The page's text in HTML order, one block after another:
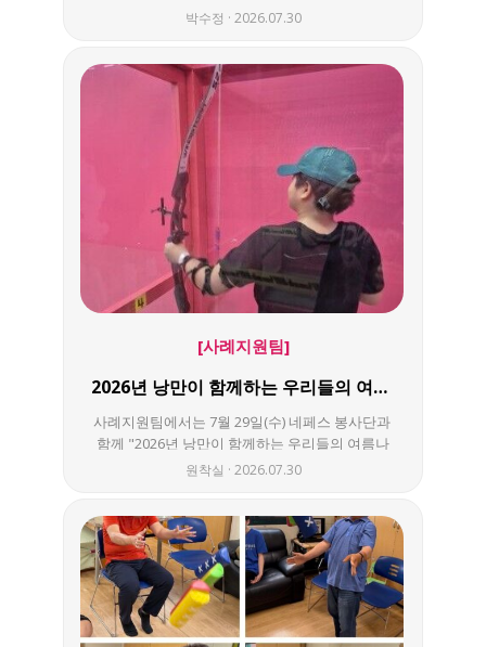
과 눈-손 협응력을 향상시키고, 집중력을 기르는
했습니다. 앞으로도 다양한 활동을 통해 즐겁고
의미 있는 시간을 만들어가겠습니다.
박수정 2026.07.30
[사례지원팀]
2026년 낭만이 함께하는 우리들의 여름나들이
사례지원팀에서는 7월 29일(수) 네페스 봉사단과
함께 "2026년 낭만이 함께하는 우리들의 여름나
들이"를 다녀왔어요! 이번 나들이는 아동들과 수
야구도 하고 오래달리기도 하며 즐겁게 다녀왔습
니다. 이뿐만이 아니라 스타필드 내에 팝업스토어
가 열려 다같이 구경도 하고 사진도 찍으며 방학
을 만끽:)했습니다. 이번 나들이를 통해 아이들에
게도, 봉사자선생님들에게도 즐거운 시간이 되었
기를 바래봅니다^^ 궁금한 사항은 음성군장애인
원착실 2026.07.30